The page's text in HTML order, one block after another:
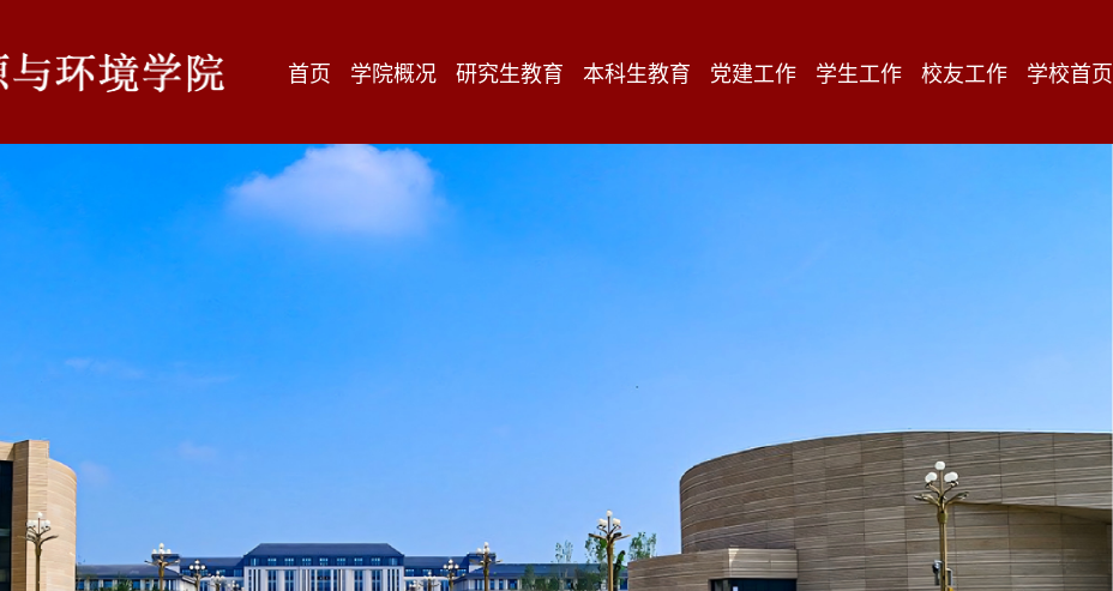
首页 学院概况 研究生教育 本科生教育 党建工作 学生工作 校友工作 学校首页